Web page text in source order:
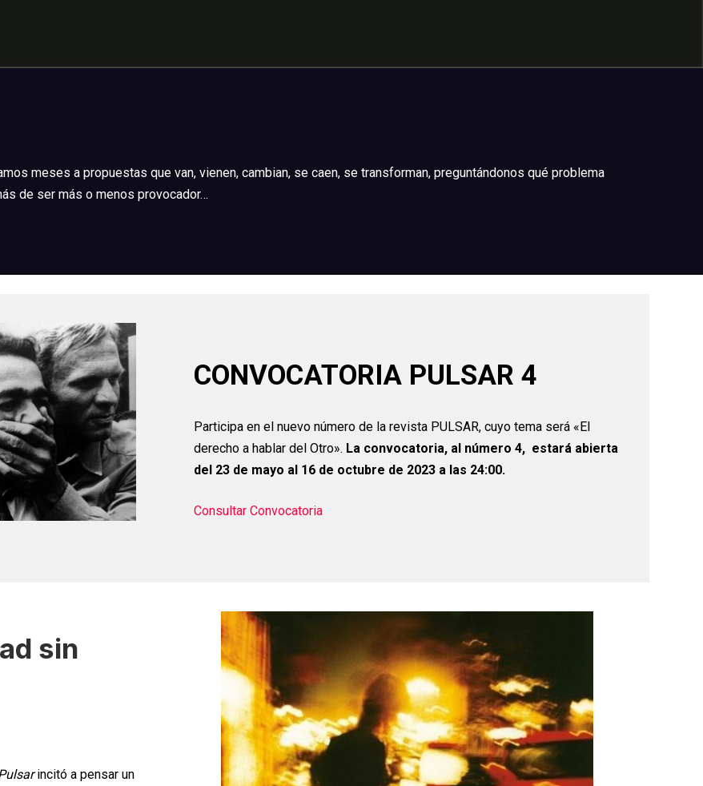
meses a propuestas que van, vienen, cambian, se caen, se transforman, preguntándonos qué problema
de ser más o menos provocador…
CONVOCATORIA PULSAR 4
Participa en el nuevo número de la revista PULSAR, cuyo tema será «El
derecho a hablar del Otro». La convocatoria, al número 4, estará abierta
del 23 de mayo al 16 de octubre de 2023 a las 24:00.
Consultar Convocatoria
sin
incitó a pensar un